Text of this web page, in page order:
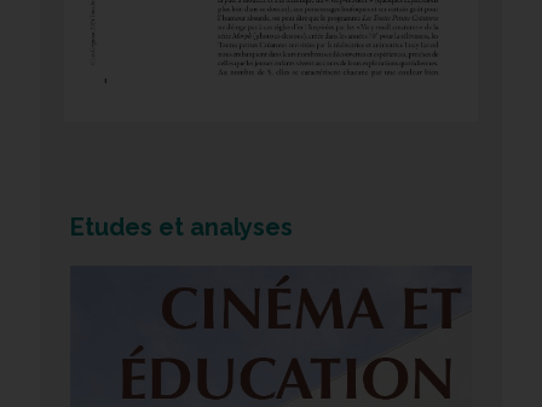
Etudes et analyses